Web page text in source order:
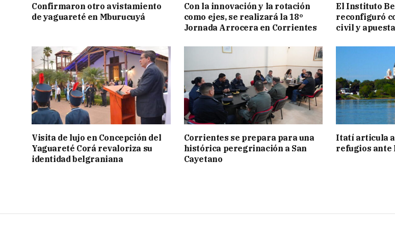
Confirmaron otro avistamiento
de yaguareté en Mburucuyá
Con la innovación y la rotación
como ejes, se realizará la 18º
Jornada Arrocera en Corrientes
El Instituto
reconfiguró
civil y
Visita de lujo en Concepción del
Yaguareté Corá revaloriza su
identidad belgraniana
Corrientes se prepara para una
histórica peregrinación a San
Cayetano
Itatí articula
refugios ante